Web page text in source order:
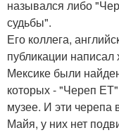
назывался либо
судьбы".
Его коллега,
публикации
Мексике были
которых - "Череп
музее. И эти черепа
Майя, у них нет